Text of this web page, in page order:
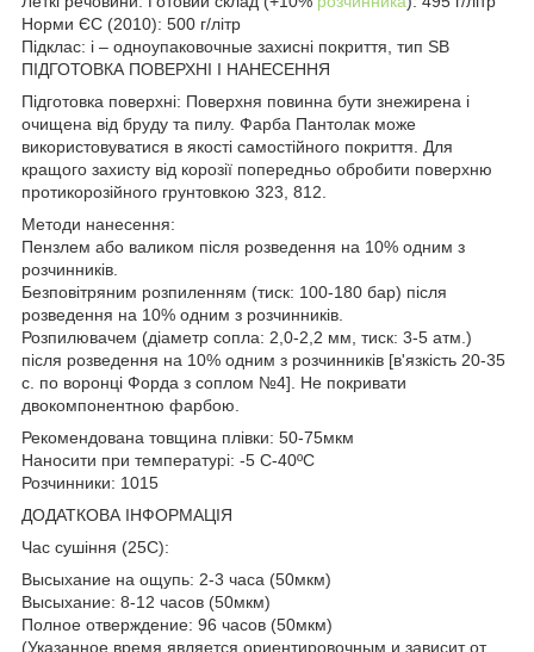
Норми ЄС (2010): 500 г/літр
Підклас: i – одноупаковочные захисні покриття, тип SB
ПІДГОТОВКА ПОВЕРХНІ І НАНЕСЕННЯ
Підготовка поверхні: Поверхня повинна бути знежирена і
очищена від бруду та пилу. Фарба Пантолак може
використовуватися в якості самостійного покриття. Для
кращого захисту від корозії попередньо обробити поверхню
протикорозійного грунтовкою 323, 812.
Методи нанесення:
Пензлем або валиком після розведення на 10% одним з
розчинників.
Безповітряним розпиленням (тиск: 100-180 бар) після
розведення на 10% одним з розчинників.
Розпилювачем (діаметр сопла: 2,0-2,2 мм, тиск: 3-5 атм.)
після розведення на 10% одним з розчинників [в'язкість 20-35
с. по воронці Форда з соплом №4]. Не покривати
двокомпонентною фарбою.
Рекомендована товщина плівки: 50-75мкм
Наносити при температурі: -5 C-40ºC
Розчинники: 1015
ДОДАТКОВА ІНФОРМАЦІЯ
Час сушіння (25C):
Высыхание на ощупь: 2-3 часа (50мкм)
Высыхание: 8-12 часов (50мкм)
Полное отверждение: 96 часов (50мкм)
(Указанное время является ориентировочным и зависит от